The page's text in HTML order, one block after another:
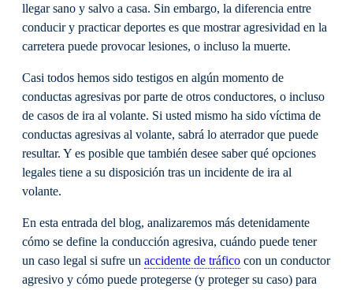
llegar sano y salvo a casa. Sin embargo, la diferencia entre
conducir y practicar deportes es que mostrar agresividad en la
carretera puede provocar lesiones, o incluso la muerte.
Casi todos hemos sido testigos en algún momento de
conductas agresivas por parte de otros conductores, o incluso
de casos de ira al volante. Si usted mismo ha sido víctima de
conductas agresivas al volante, sabrá lo aterrador que puede
resultar. Y es posible que también desee saber qué opciones
legales tiene a su disposición tras un incidente de ira al
volante.
En esta entrada del blog, analizaremos más detenidamente
cómo se define la conducción agresiva, cuándo puede tener
un caso legal si sufre un accidente de tráfico con un conductor
agresivo y cómo puede protegerse (y proteger su caso) para